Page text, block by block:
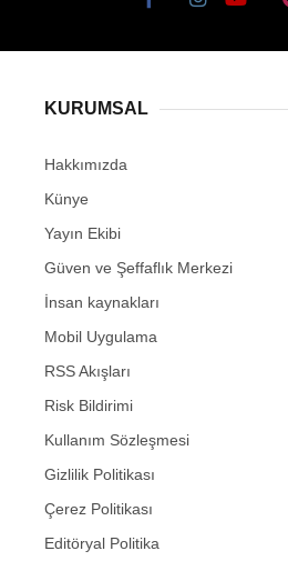
KURUMSAL
Hakkımızda
Künye
Yayın Ekibi
Güven ve Şeffaflık Merkezi
İnsan kaynakları
Mobil Uygulama
RSS Akışları
Risk Bildirimi
Kullanım Sözleşmesi
Gizlilik Politikası
Çerez Politikası
Editöryal Politika